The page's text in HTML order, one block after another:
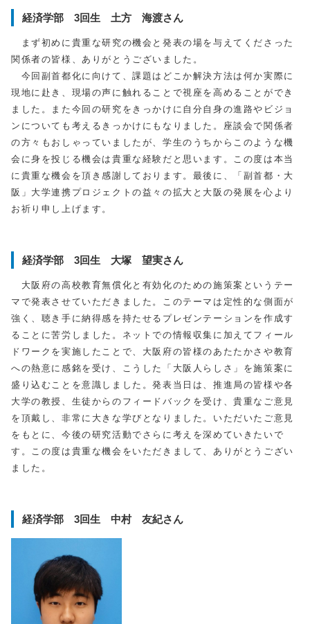
経済学部 3回生 土方 海渡さん
まず初めに貴重な研究の機会と発表の場を与えてくださった
関係者の皆様、ありがとうございました。
今回副首都化に向けて、課題はどこか解決方法は何か実際に
現地に赴き、現場の声に触れることで視座を高めることができ
ました。また今回の研究をきっかけに自分自身の進路やビジョ
ンについても考えるきっかけにもなりました。座談会で関係者
の方々もおしゃっていましたが、学生のうちからこのような機
会に身を投じる機会は貴重な経験だと思います。この度は本当
に貴重な機会を頂き感謝しております。最後に、「副首都・大
阪」大学連携プロジェクトの益々の拡大と大阪の発展を心より
お祈り申し上げます。
経済学部 3回生 大塚 望実さん
大阪府の高校教育無償化と有効化のための施策案というテー
マで発表させていただきました。このテーマは定性的な側面が
強く、聴き手に納得感を持たせるプレゼンテーションを作成す
ることに苦労しました。ネットでの情報収集に加えてフィール
ドワークを実施したことで、大阪府の皆様のあたたかさや教育
への熱意に感銘を受け、こうした「大阪人らしさ」を施策案に
盛り込むことを意識しました。発表当日は、推進局の皆様や各
大学の教授、生徒からのフィードバックを受け、貴重なご意見
を頂戴し、非常に大きな学びとなりました。いただいたご意見
をもとに、今後の研究活動でさらに考えを深めていきたいで
す。この度は貴重な機会をいただきまして、ありがとうござい
ました。
経済学部 3回生 中村 友紀さん